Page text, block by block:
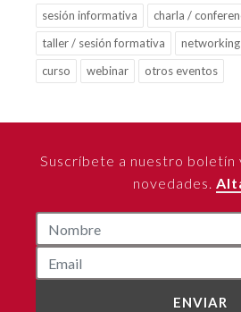
sesión informativa
charla /
taller / sesión formativa
networking
curso
webinar otros eventos
Suscríbete a nuestro boletín
novedades.
ENVIAR